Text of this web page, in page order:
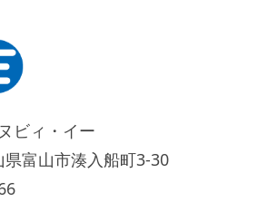
ビィ・イー
富山市湊入船町3-30